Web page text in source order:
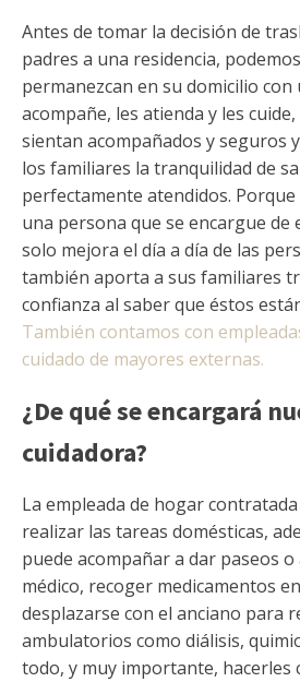
Antes de tomar la decisión de
padres a una residencia,
permanezcan en su domicilio
acompañe, les atienda y les
sientan acompañados y seguros
los familiares la tranquilidad de
perfectamente atendidos.
una persona que se encargue de
solo mejora el día a día de las
también aporta a sus familiares
confianza al saber que éstos
También contamos con
cuidado de mayores externas.
¿De qué se encargará
cuidadora?
La empleada de hogar
realizar las tareas domésticas,
puede acompañar a dar paseos
médico, recoger medicamentos
desplazarse con el anciano para
ambulatorios como diálisis,
todo, y muy importante, hacerles